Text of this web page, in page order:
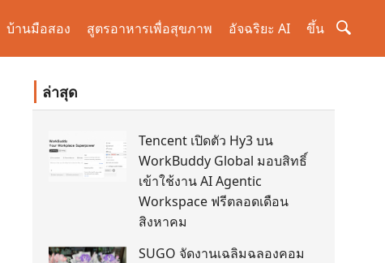
บ้านมือสอง สูตรอาหารเพื่อสุขภาพ อัจฉริยะ AI ขึ้น
ล่าสุด
Tencent เปิดตัว Hy3 บน
WorkBuddy Global มอบสิทธิ์
เข้าใช้งาน AI Agentic
Workspace ฟรีตลอดเดือน
สิงหาคม
SUGO จัดงานเฉลิมฉลองคอม